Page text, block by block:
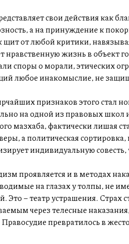
свои действия как
а на принуждение к
щит от любой критики,
нравственную жизнь в объект
споры о морали, этических
любое инакомыслие, не
признаков этого стал
на одной из правовых школ
мазхаба, фактически лишая
а политическая
индивидуальную
проявляется и в методах
на глазах у толпы, не
Это – театр устрашения.
через телесные
превратилось в